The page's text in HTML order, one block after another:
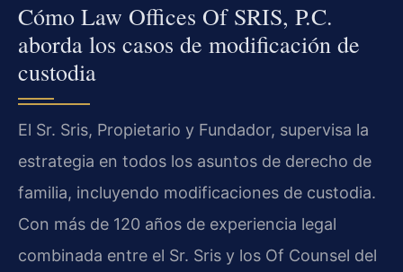
Cómo Law Offices Of SRIS, P.C.
aborda los casos de modificación de
custodia
El Sr. Sris, Propietario y Fundador, supervisa la
estrategia en todos los asuntos de derecho de
familia, incluyendo modificaciones de custodia.
Con más de 120 años de experiencia legal
combinada entre el Sr. Sris y los Of Counsel del